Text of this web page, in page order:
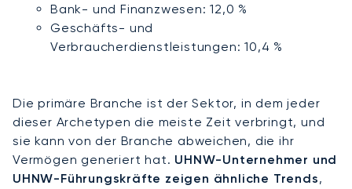
Bank- und Finanzwesen: 12,0 %
Geschäfts- und
Verbraucherdienstleistungen: 10,4 %
Die primäre Branche ist der Sektor, in dem jeder
dieser Archetypen die meiste Zeit verbringt, und
sie kann von der Branche abweichen, die ihr
Vermögen generiert hat. UHNW-Unternehmer und
UHNW-Führungskräfte zeigen ähnliche Trends,